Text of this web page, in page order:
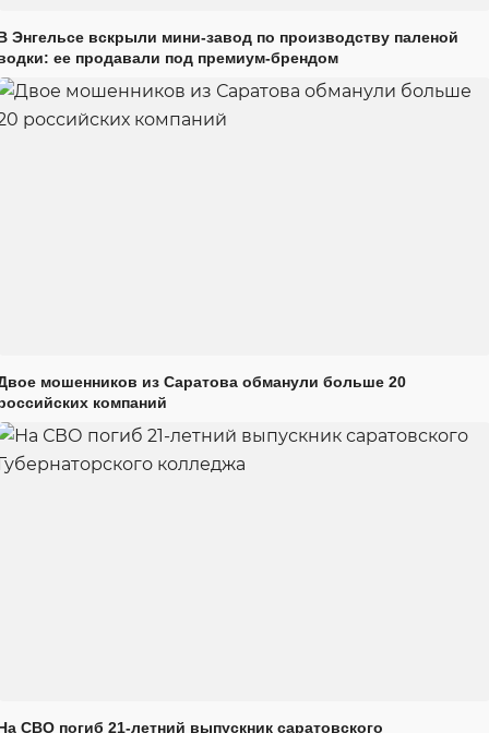
Энгельсе вскрыли мини-завод по производству паленой
ее продавали под премиум-брендом
мошенников из Саратова обманули больше 20
компаний
СВО погиб 21-летний выпускник саратовского